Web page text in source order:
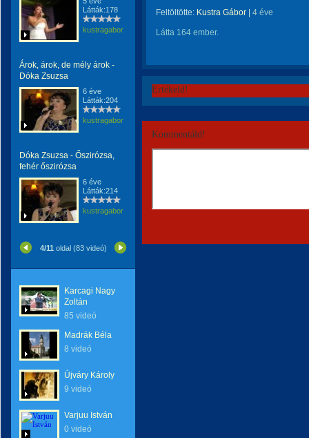
Látták:178
kustragabor
Árok, árok, de mély árok -
Dóka Zsuzsa
6 éve
Látták:204
kustragabor
Dóka Zsuzsa - Őszirózsa,
fehér őszirózsa
6 éve
Látták:214
kustragabor
4/11 oldal (83 videó)
Karcagi Nagy
Zoltán
85 videó
Madrák Béla
8 videó
Újváry Károly
9 videó
Varjuu István
0 videó
Feltöltötte: Kustra Gábor 4 éve
Látta 164 ember.
Értékeld!
Kommentáld!